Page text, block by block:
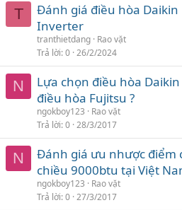
T
Đánh giá điều hòa Daikin
Inverter
tranthietdang Rao vặt
Trả lời 0 26/2/2024
N
Lựa chọn điều hòa
điều hòa Fujitsu ?
ngokboy123
Rao vặt
Trả lời 0 28/3/2017
N
Đánh giá ưu nhược điểm
chiều 9000btu tại Việt
ngokboy123
Rao vặt
Trả lời 0 27/3/2017